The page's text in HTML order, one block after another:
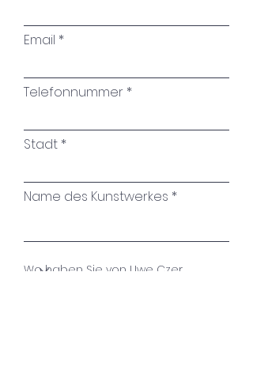
Email
Telefonnummer
Stadt
Name des Kunstwerkes